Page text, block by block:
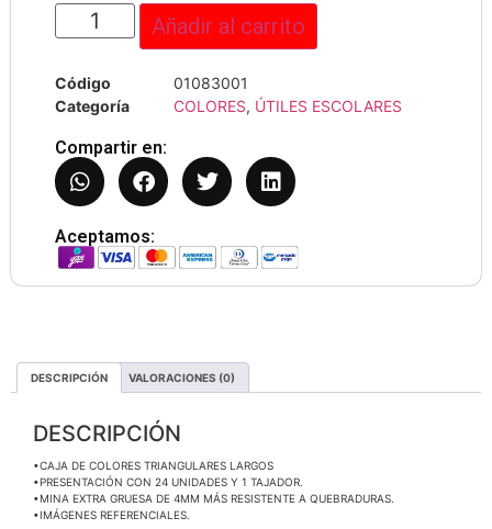
Añadir al carrito
Código
01083001
Categoría
COLORES, ÚTILES ESCOLARES
Compartir en:
Aceptamos:
DESCRIPCIÓN VALORACIONES (0)
DESCRIPCIÓN
•CAJA DE COLORES TRIANGULARES LARGOS
•PRESENTACIÓN CON 24 UNIDADES Y 1 TAJADOR.
•MINA EXTRA GRUESA DE 4MM MÁS RESISTENTE A QUEBRADURAS.
•IMÁGENES REFERENCIALES.